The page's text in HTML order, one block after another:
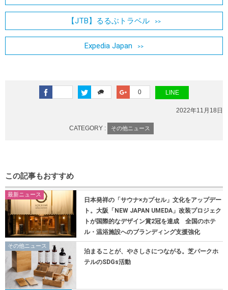
【JTB】るるぶトラベル
Expedia Japan
0 LINE
2022年11月18日
CATEGORY : その他ニュース
この記事もおすすめ
最新ニュース
日本発祥の「サウナ×カプセル」文化をアップデー
ト。大阪「NEW JAPAN UMEDA」改装プロジェク
トが国際的なデザイン賞2冠を達成 全国のホテ
ル・温浴施設へのブランディング支援強化
その他ニュース
泊まることが、やさしさにつながる。芝パークホ
テルのSDGs活動